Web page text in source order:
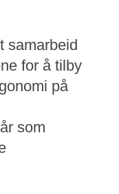
samarbeid
for å tilby
på
som